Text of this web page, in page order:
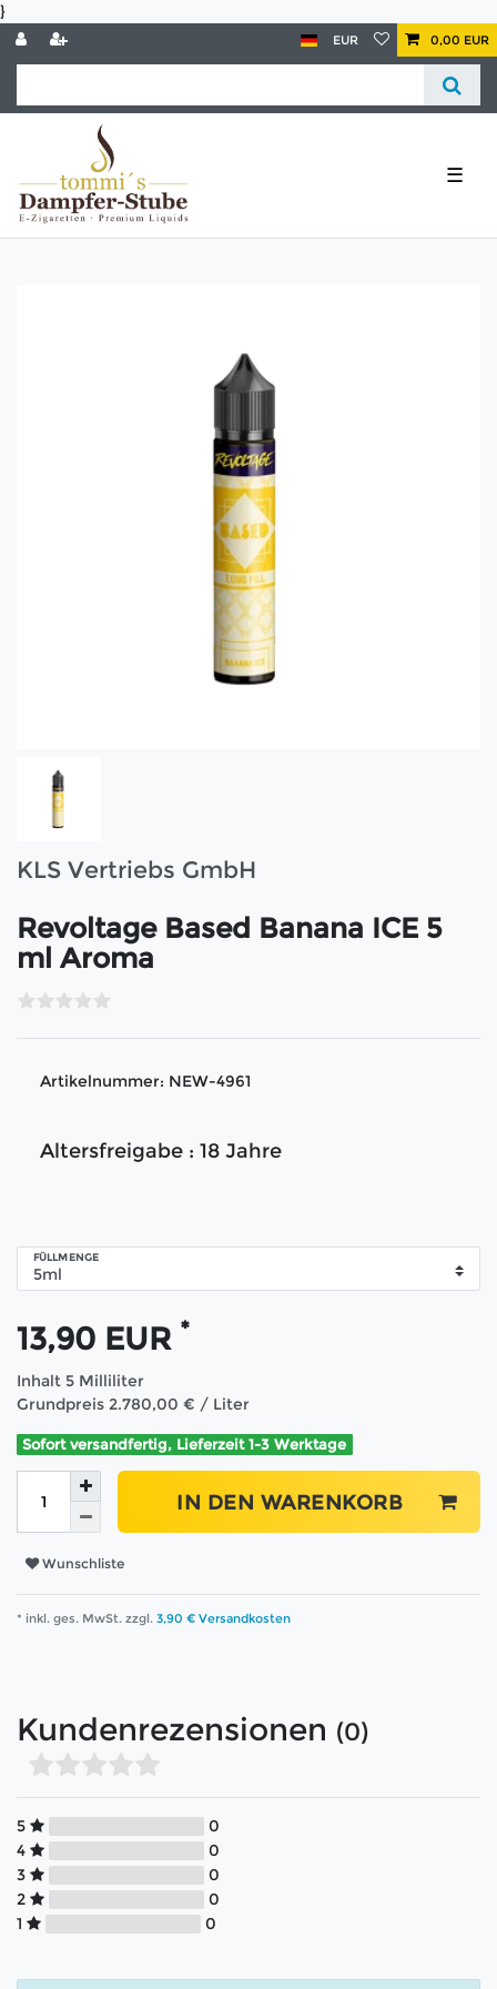
}
EUR 0,00 EUR
☰
KLS Vertriebs GmbH
Revoltage Based Banana ICE 5
ml Aroma
Artikelnummer: NEW-4961
Altersfreigabe : 18 Jahre
FÜLLMENGE
13,90 EUR *
Inhalt 5 Milliliter
Grundpreis 2.780,00 € / Liter
Sofort versandfertig, Lieferzeit 1-3 Werktage
IN DEN WARENKORB
Wunschliste
* inkl. ges. MwSt. zzgl. 3,90 € Versandkosten
Kundenrezensionen (0)
5
0
4
0
3
0
2
0
1
0